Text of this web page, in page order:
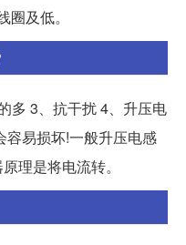
及低。
多 3、抗干扰 4、升压电
容易损坏!一般升压电感
理是将电流转。